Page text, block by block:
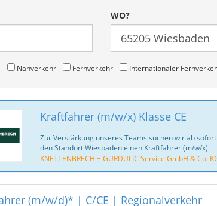
WO?
Nahverkehr Fernverkehr Internationaler
Kraftfahrer (m/w/x) Klasse CE
Zur Verstärkung unseres Teams suchen wir ab
den Standort Wiesbaden einen Kraftfahrer (m/w/x)
KNETTENBRECH + GURDULIC Service GmbH & Co.
(m/w/d)* | C/CE | Regionalverkehr